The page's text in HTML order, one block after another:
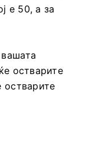
е 50, а за
остварите
остварите